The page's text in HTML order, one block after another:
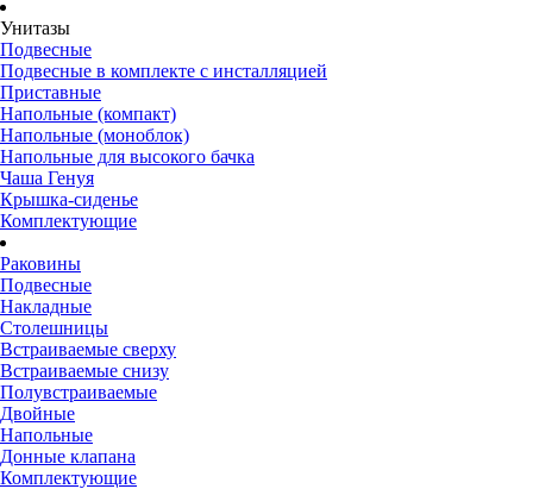
Унитазы
Подвесные
Подвесные в комплекте с инсталляцией
Приставные
Напольные (компакт)
Напольные (моноблок)
Напольные для высокого бачка
Чаша Генуя
Крышка-сиденье
Комплектующие
Раковины
Подвесные
Накладные
Столешницы
Встраиваемые сверху
Встраиваемые снизу
Полувстраиваемые
Двойные
Напольные
Донные клапана
Комплектующие